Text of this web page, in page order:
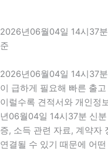
2026년06월04일 14시37
준
2026년06월04일 14시37
이 급하게 필요해 빠른 출
이럴수록 견적서와 개인정
년06월04일 14시37분 신
증, 소득 관련 자료, 계약자
연결될 수 있기 때문에 어